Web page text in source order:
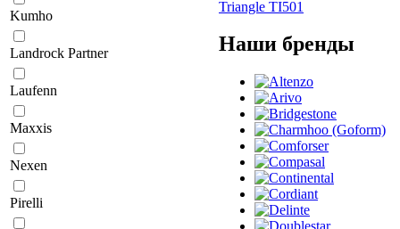
Kumho
Landrock Partner
Laufenn
Maxxis
Nexen
Pirelli
Triangle TI501
Наши бренды